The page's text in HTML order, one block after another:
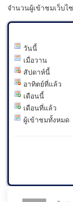
จำนวนผู้เข้าชมเว็บไ
วันนี้
เมื่อวาน
สัปดาห์นี้
อาทิตย์ที่แล้ว
เดือนนี้
เดือนที่แล้ว
ผู้เข้าชมทั้งหมด